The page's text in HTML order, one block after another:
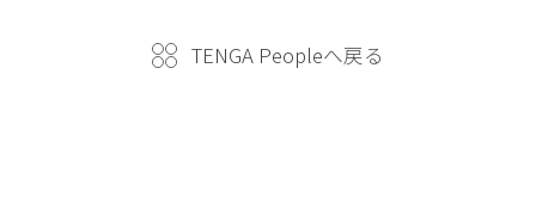
TENGA Peopleへ戻る